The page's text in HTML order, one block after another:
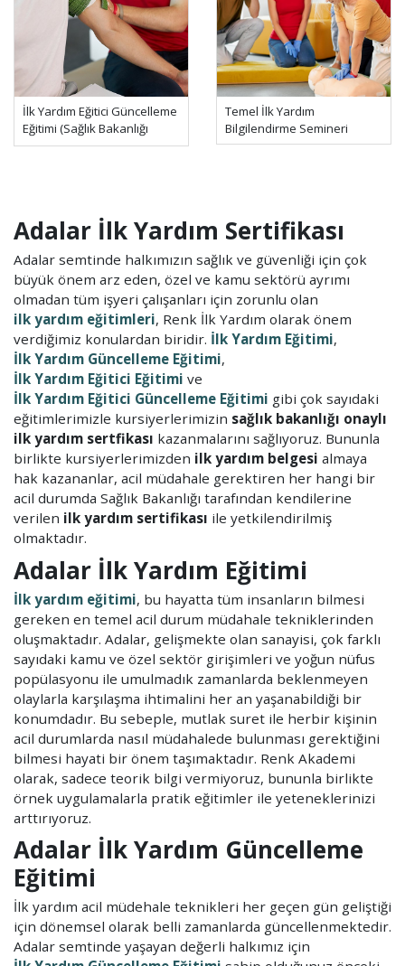
İlk Yardım Eğitici Güncelleme
Eğitimi (Sağlık Bakanlığı
Onaylı)
Temel İlk Yardım
Bilgilendirme Semineri
Adalar İlk Yardım Sertifikası
Adalar semtinde halkımızın sağlık ve güvenliği için çok
büyük önem arz eden, özel ve kamu sektörü ayrımı
olmadan tüm işyeri çalışanları için zorunlu olan
ilk yardım eğitimleri, Renk İlk Yardım olarak önem
verdiğimiz konulardan biridir. İlk Yardım Eğitimi,
İlk Yardım Güncelleme Eğitimi,
İlk Yardım Eğitici Eğitimi ve
İlk Yardım Eğitici Güncelleme Eğitimi gibi çok sayıdaki
eğitimlerimizle kursiyerlerimizin sağlık bakanlığı onaylı
ilk yardım sertfikası kazanmalarını sağlıyoruz. Bununla
birlikte kursiyerlerimizden ilk yardım belgesi almaya
hak kazananlar, acil müdahale gerektiren her hangi bir
acil durumda Sağlık Bakanlığı tarafından kendilerine
verilen ilk yardım sertifikası ile yetkilendirilmiş
olmaktadır.
Adalar İlk Yardım Eğitimi
İlk yardım eğitimi, bu hayatta tüm insanların bilmesi
gereken en temel acil durum müdahale tekniklerinden
oluşmaktadır. Adalar, gelişmekte olan sanayisi, çok farklı
sayıdaki kamu ve özel sektör girişimleri ve yoğun nüfus
popülasyonu ile umulmadık zamanlarda beklenmeyen
olaylarla karşılaşma ihtimalini her an yaşanabildiği bir
konumdadır. Bu sebeple, mutlak suret ile herbir kişinin
acil durumlarda nasıl müdahalede bulunması gerektiğini
bilmesi hayati bir önem taşımaktadır. Renk Akademi
olarak, sadece teorik bilgi vermiyoruz, bununla birlikte
örnek uygulamalarla pratik eğitimler ile yeteneklerinizi
arttırıyoruz.
Adalar İlk Yardım Güncelleme
Eğitimi
İlk yardım acil müdehale teknikleri her geçen gün geliştiği
için dönemsel olarak belli zamanlarda güncellenmektedir.
Adalar semtinde yaşayan değerli halkımız için